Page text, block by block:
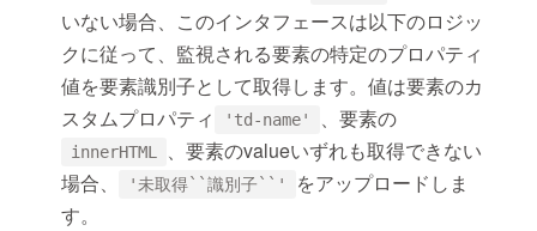
いない場合、このインタフェースは以下のロジッ
クに従って、監視される要素の特定のプロパティ
値を要素識別子として取得します。値は要素のカ
スタムプロパティ
'td-name' 、要素の
innerHTML
、要素のvalueいずれも取得できない
場合、
'未取得``識別子``'
をアップロードしま
す。